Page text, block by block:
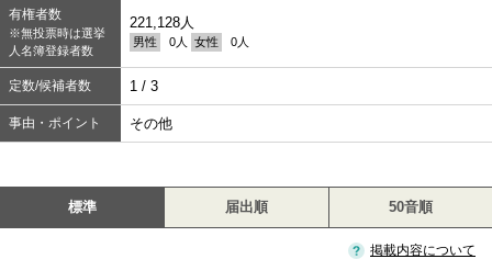
有権者数
※無投票時は選挙
人名簿登録者数
221,128人
男性 0人 女性 0人
定数/候補者数 1 / 3
事由・ポイント その他
標準 届出順 50音順
掲載内容について